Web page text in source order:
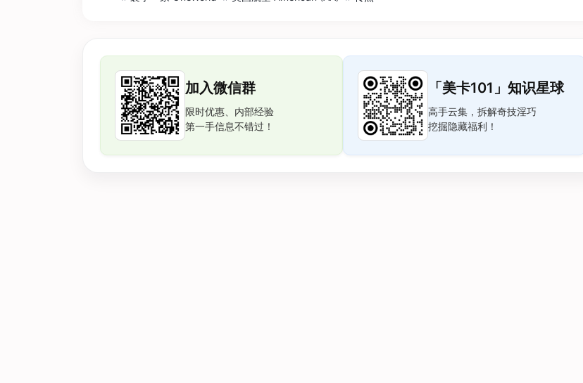
加入微信群
限时优惠、内部经验
第一手信息不错过！
「美卡101」知识星球
高手云集，拆解奇技淫巧
挖掘隐藏福利！